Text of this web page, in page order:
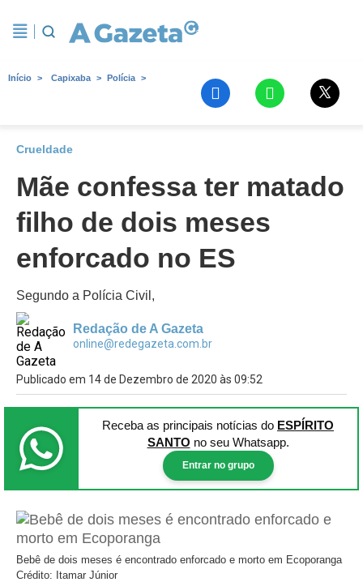
Início Capixaba Polícia
Crueldade
Mãe confessa ter matado
filho de dois meses
enforcado no ES
Segundo a Polícia Civil,
Redação de A Gazeta
online@redegazeta.com.br
Publicado em 14 de Dezembro de 2020 às 09:52
Receba as principais notícias do ESPÍRITO
SANTO no seu Whatsapp.
Entrar no grupo
Bebê de dois meses é encontrado enforcado e morto em Ecoporanga
Crédito: Itamar Júnior